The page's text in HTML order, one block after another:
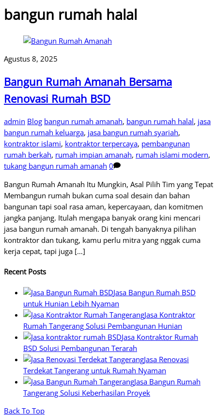
bangun rumah halal
Agustus 8, 2025
Bangun Rumah Amanah Bersama
Renovasi Rumah BSD
admin Blog bangun rumah amanah, bangun rumah halal, jasa
bangun rumah keluarga, jasa bangun rumah syariah,
kontraktor islami, kontraktor terpercaya, pembangunan
rumah berkah, rumah impian amanah, rumah islami modern,
tukang bangun rumah amanah 0
Bangun Rumah Amanah Itu Mungkin, Asal Pilih Tim yang Tepat
Membangun rumah bukan cuma soal desain dan bahan
bangunan tapi soal rasa aman, kepercayaan, dan komitmen
jangka panjang. Itulah mengapa banyak orang kini mencari
jasa bangun rumah amanah. Di tengah banyaknya pilihan
kontraktor dan tukang, kamu perlu mitra yang nggak cuma
kerja cepat, tapi juga […]
Recent Posts
Jasa Bangun Rumah BSD
untuk Hunian Lebih Nyaman
Jasa Kontraktor
Rumah Tangerang Solusi Pembangunan Hunian
Jasa Kontraktor Rumah
BSD Solusi Pembangunan Terarah
Jasa Renovasi
Terdekat Tangerang untuk Rumah Nyaman
Jasa Bangun Rumah
Tangerang Solusi Keberhasilan Proyek
Back To Top